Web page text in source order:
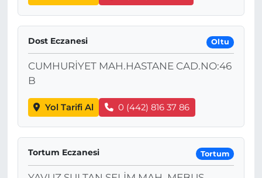
Dost Eczanesi Oltu
CUMHURİYET MAH.HASTANE CAD.NO:46
B
Yol Tarifi Al 0 (442) 816 37 86
Tortum Eczanesi Tortum